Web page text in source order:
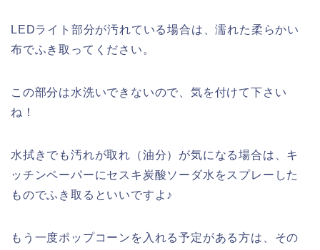
LEDライト部分が汚れている場合は、濡れた柔らかい
布でふき取ってください。
この部分は水洗いできないので、気を付けて下さい
ね！
水拭きでも汚れが取れ（油分）が気になる場合は、キ
ッチンペーパーにセスキ炭酸ソーダ水をスプレーした
ものでふき取るといいですよ♪
もう一度ポップコーンを入れる予定がある方は、その